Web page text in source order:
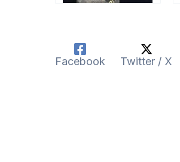
Facebook Twitter / X